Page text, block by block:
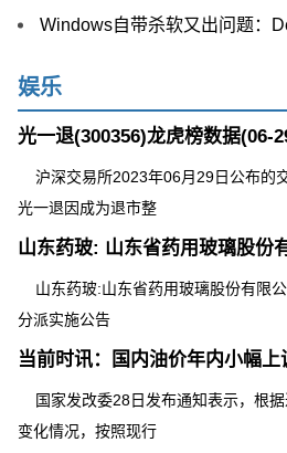
Windows自带杀软又出问题：Defender
娱乐
光一退(300356)龙虎榜数据(06-
沪深交易所2023年06月29日公布的
光一退因成为退市整
山东药玻:山东省药用玻璃股份有限
分派实施公告
国家发改委28日发布通知表示，根
变化情况，按照现行